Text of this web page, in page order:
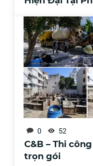
0 52
C&B – Thi
trọn gói